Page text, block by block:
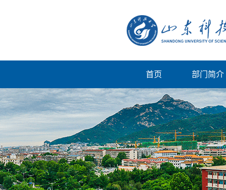
首页 部门简介